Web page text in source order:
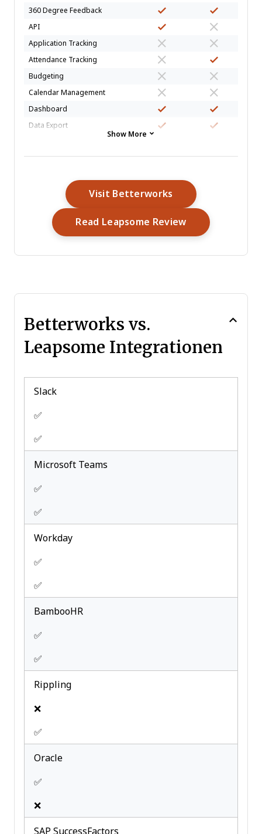
360 Degree Feedback
API
Application Tracking
Attendance Tracking
Budgeting
Calendar Management
Dashboard
Data Export
Data Visualization
Employee Engagement
Employee Incentive
Management
Employee Onboarding
Onboarding
Scheduling
Vacation & Absence Calendar
Show More
Visit Betterworks Opens New
Read Leapsome ReviewOpens New
Betterworks vs.
Leapsome Integrationen
Slack
✅
✅
Microsoft Teams
✅
✅
Workday
✅
✅
BambooHR
✅
✅
Rippling
❌
✅
Oracle
✅
❌
SAP SuccessFactors